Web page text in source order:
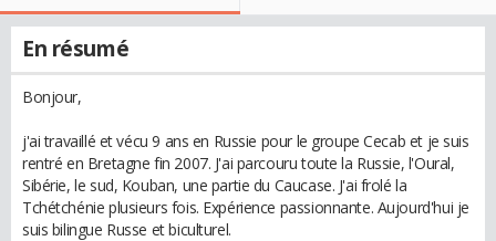
En résumé
Bonjour,
j'ai travaillé et vécu 9 ans en Russie pour le groupe Cecab et je suis
rentré en Bretagne fin 2007. J'ai parcouru toute la Russie, l'Oural,
Sibérie, le sud, Kouban, une partie du Caucase. J'ai frolé la
Tchétchénie plusieurs fois. Expérience passionnante. Aujourd'hui je
suis bilingue Russe et biculturel.